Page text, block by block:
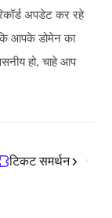
अपडेट कर रहे
आपके डोमेन का
हो, चाहे आप
टिकट समर्थन